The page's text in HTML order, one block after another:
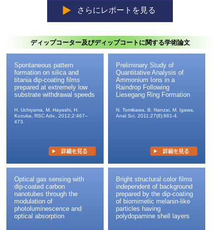
さらにレポートを見る
ディップコーター及びディップコートに関する学術論文
Spontaneous pattern
formation on silica and
titania dip-coating films
prepared at extremely low
substrate withdrawal speeds
H. Uchiyama, M. Hayashi, H.
Kozuka, RSC Adv., 2012;2:467–
473.
Preliminary Study of
Quantitative Analysis of
Ammonium Ions in a
Raindrop Following
Liesegang Ring Formation
N. Tomikawa, B. Nanzai, M. Igawa,
Anal Sci. 2011;27(8):861-4.
Optical gas sensing with
dip-coated carbon
nanotubes through the
modulation of
photoluminescence and
optical absorption
Bright structural color films
independent of background
prepared by the dip-coating
of biomimetic melanin-like
particles having
polydopamine shell layers